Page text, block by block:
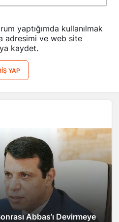
yaptığımda kullanılmak
adresimi ve web site
kaydet.
YAP
Abbas’ı Devirmeye